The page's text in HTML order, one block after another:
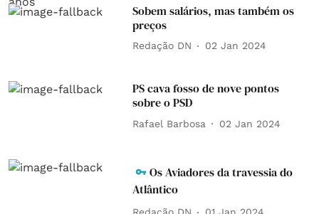
Sobem salários, mas também os
preços
Redação DN 02 Jan 2024
PS cava fosso de nove pontos
sobre o PSD
Rafael Barbosa 02 Jan 2024
Os Aviadores da travessia do
Atlântico